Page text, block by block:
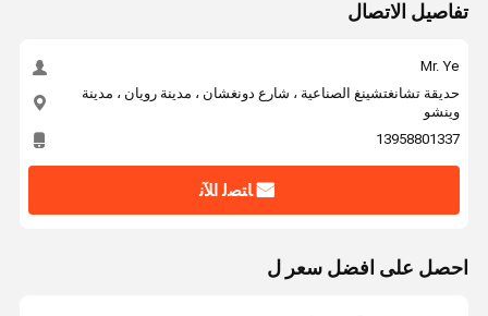
تفاصيل الاتصال
Mr. Ye
حديقة تشانغتشينغ الصناعية ، شارع دونغشان ، مدينة رويان ، مدينة
وينشو
13958801337
ﺎﺘﺼﻟ ﺍﻶﻧ
احصل على افضل سعر ل